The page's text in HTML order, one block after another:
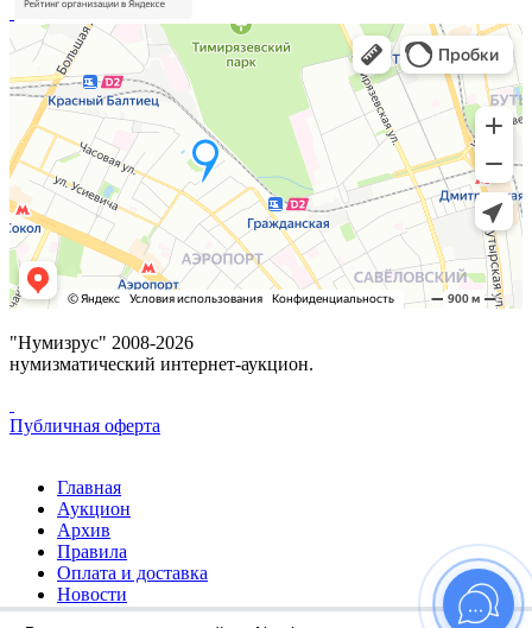
"Нумизрус" 2008-2026
нумизматический интернет-аукцион.
Публичная оферта
Главная
Аукцион
Архив
Правила
Оплата и доставка
Новости
Избранное